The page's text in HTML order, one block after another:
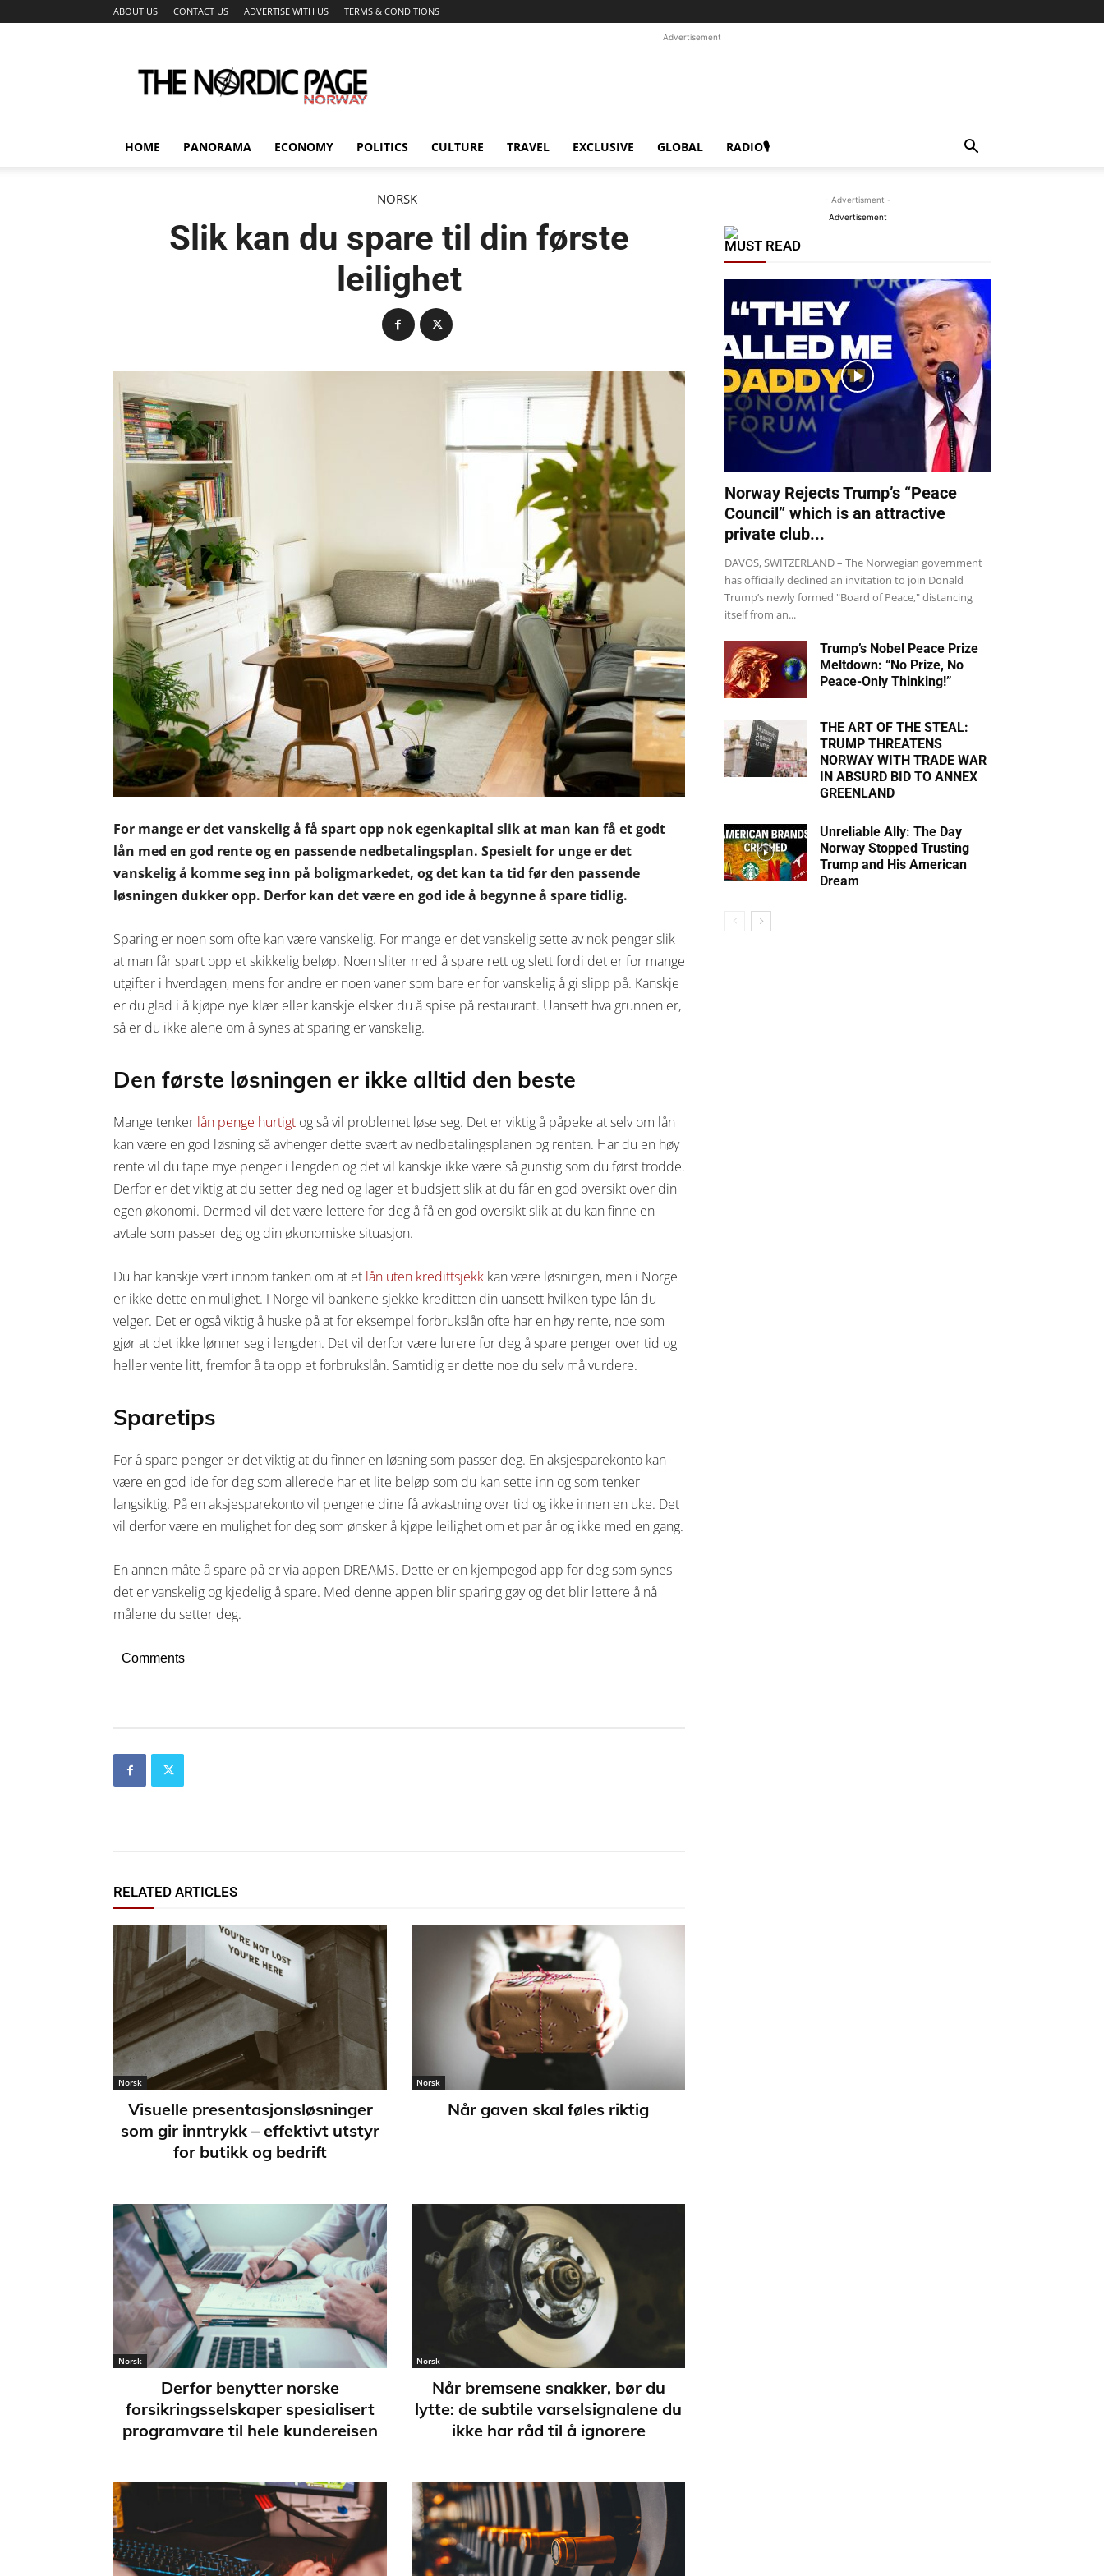
ABOUT US CONTACT US ADVERTISE WITH US TERMS & CONDITIONS
Nordic
Page
Advertisement
HOME PANORAMA ECONOMY POLITICS CULTURE TRAVEL EXCLUSIVE GLOBAL RADIO🎙
NORSK
Slik kan du spare til din første
leilighet
For mange er det vanskelig å få spart opp nok egenkapital slik at man kan få et godt
lån med en god rente og en passende nedbetalingsplan. Spesielt for unge er det
vanskelig å komme seg inn på boligmarkedet, og det kan ta tid før den passende
løsningen dukker opp. Derfor kan det være en god ide å begynne å spare tidlig.
Sparing er noen som ofte kan være vanskelig. For mange er det vanskelig sette av nok penger slik
at man får spart opp et skikkelig beløp. Noen sliter med å spare rett og slett fordi det er for mange
utgifter i hverdagen, mens for andre er noen vaner som bare er for vanskelig å gi slipp på. Kanskje
er du glad i å kjøpe nye klær eller kanskje elsker du å spise på restaurant. Uansett hva grunnen er,
så er du ikke alene om å synes at sparing er vanskelig.
Den første løsningen er ikke alltid den beste
Mange tenker lån penge hurtigt og så vil problemet løse seg. Det er viktig å påpeke at selv om lån
kan være en god løsning så avhenger dette svært av nedbetalingsplanen og renten. Har du en høy
rente vil du tape mye penger i lengden og det vil kanskje ikke være så gunstig som du først trodde.
Derfor er det viktig at du setter deg ned og lager et budsjett slik at du får en god oversikt over din
egen økonomi. Dermed vil det være lettere for deg å få en god oversikt slik at du kan finne en
avtale som passer deg og din økonomiske situasjon.
Du har kanskje vært innom tanken om at et lån uten kredittsjekk kan være løsningen, men i Norge
er ikke dette en mulighet. I Norge vil bankene sjekke kreditten din uansett hvilken type lån du
velger. Det er også viktig å huske på at for eksempel forbrukslån ofte har en høy rente, noe som
gjør at det ikke lønner seg i lengden. Det vil derfor være lurere for deg å spare penger over tid og
heller vente litt, fremfor å ta opp et forbrukslån. Samtidig er dette noe du selv må vurdere.
Sparetips
For å spare penger er det viktig at du finner en løsning som passer deg. En aksjesparekonto kan
være en god ide for deg som allerede har et lite beløp som du kan sette inn og som tenker
langsiktig. På en aksjesparekonto vil pengene dine få avkastning over tid og ikke innen en uke. Det
vil derfor være en mulighet for deg som ønsker å kjøpe leilighet om et par år og ikke med en gang.
En annen måte å spare på er via appen DREAMS. Dette er en kjempegod app for deg som synes
det er vanskelig og kjedelig å spare. Med denne appen blir sparing gøy og det blir lettere å nå
målene du setter deg.
Comments
RELATED ARTICLES
Norsk
Visuelle presentasjonsløsninger
som gir inntrykk – effektivt utstyr
for butikk og bedrift
Norsk
Når gaven skal føles riktig
Norsk
Derfor benytter norske
forsikringsselskaper spesialisert
programvare til hele kundereisen
Norsk
Når bremsene snakker, bør du
lytte: de subtile varselsignalene du
ikke har råd til å ignorere
- Advertisment -
Advertisement
MUST READ
Norway Rejects Trump’s “Peace
Council” which is an attractive
private club...
DAVOS, SWITZERLAND – The Norwegian government
has officially declined an invitation to join Donald
Trump’s newly formed "Board of Peace," distancing
itself from an...
Trump’s Nobel Peace Prize
Meltdown: “No Prize, No
Peace-Only Thinking!”
THE ART OF THE STEAL:
TRUMP THREATENS
NORWAY WITH TRADE WAR
IN ABSURD BID TO ANNEX
GREENLAND
Unreliable Ally: The Day
Norway Stopped Trusting
Trump and His American
Dream